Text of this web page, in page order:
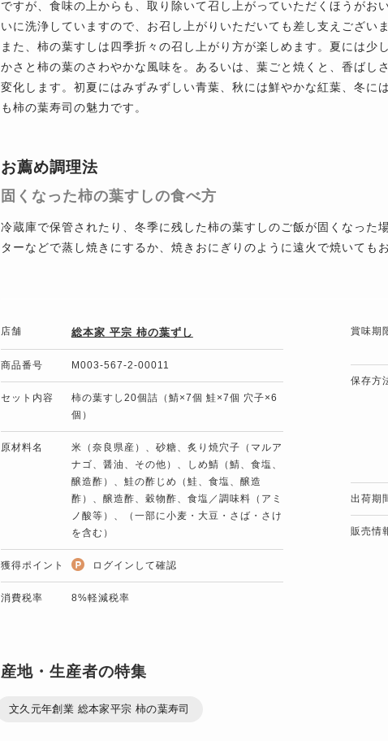
ですが、食味の上からも、取り除いて召し上がっていただくほうがお
いに洗浄していますので、お召し上がりいただいても差し支えございま
また、柿の葉すしは四季折々の召し上がり方が楽しめます。夏には少
かさと柿の葉のさわやかな風味を。あるいは、葉ごと焼くと、香ばし
変化します。初夏にはみずみずしい青葉、秋には鮮やかな紅葉、冬に
も柿の葉寿司の魅力です。
お薦め調理法
固くなった柿の葉すしの食べ方
冷蔵庫で保管されたり、冬季に残した柿の葉すしのご飯が固くなった
ターなどで蒸し焼きにするか、焼きおにぎりのように遠火で焼いても
店舗 総本家 平宗 柿の葉ずし
商品番号 M003-567-2-00011
セット内容
柿の葉すし20個詰（鯖×7個 鮭×7個 穴子×6
個）
原材料名
米（奈良県産）、砂糖、炙り焼穴子（マルア
ナゴ、醤油、その他）、しめ鯖（鯖、食塩、
醸造酢）、鮭の酢じめ（鮭、食塩、醸造
酢）、醸造酢、穀物酢、食塩／調味料（アミ
ノ酸等）、（一部に小麦・大豆・さば・さけ
を含む）
獲得ポイント ログインして確認
消費税率 8%軽減税率
賞味期
保存方
出荷期
販売情
産地・生産者の特集
文久元年創業 総本家平宗 柿の葉寿司